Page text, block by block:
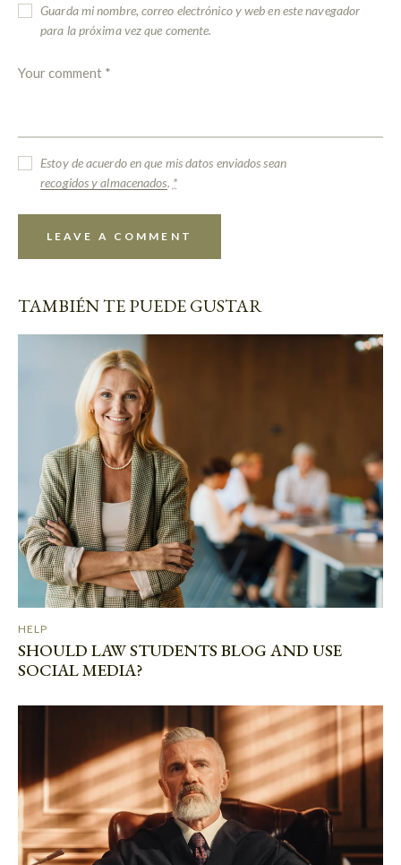
Guarda mi nombre, correo electrónico y web en este navegador
para la próxima vez que comente.
Estoy de acuerdo en que mis datos enviados sean
recogidos y almacenados. *
TAMBIÉN TE PUEDE GUSTAR
HELP
SHOULD LAW STUDENTS BLOG AND USE
SOCIAL MEDIA?